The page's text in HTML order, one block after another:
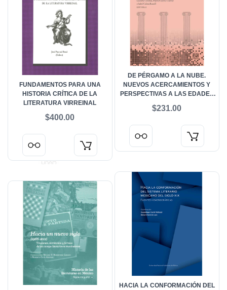
DE PÉRGAMO A LA NUBE.
NUEVOS ACERCAMIENTOS Y
PERSPECTIVAS A LAS EDADES
$231.00
FUNDAMENTOS PARA UNA
HISTORIA CRÍTICA DE LA
LITERATURA VIRREINAL
$400.00
HACIA LA CONFORMACIÓN DEL